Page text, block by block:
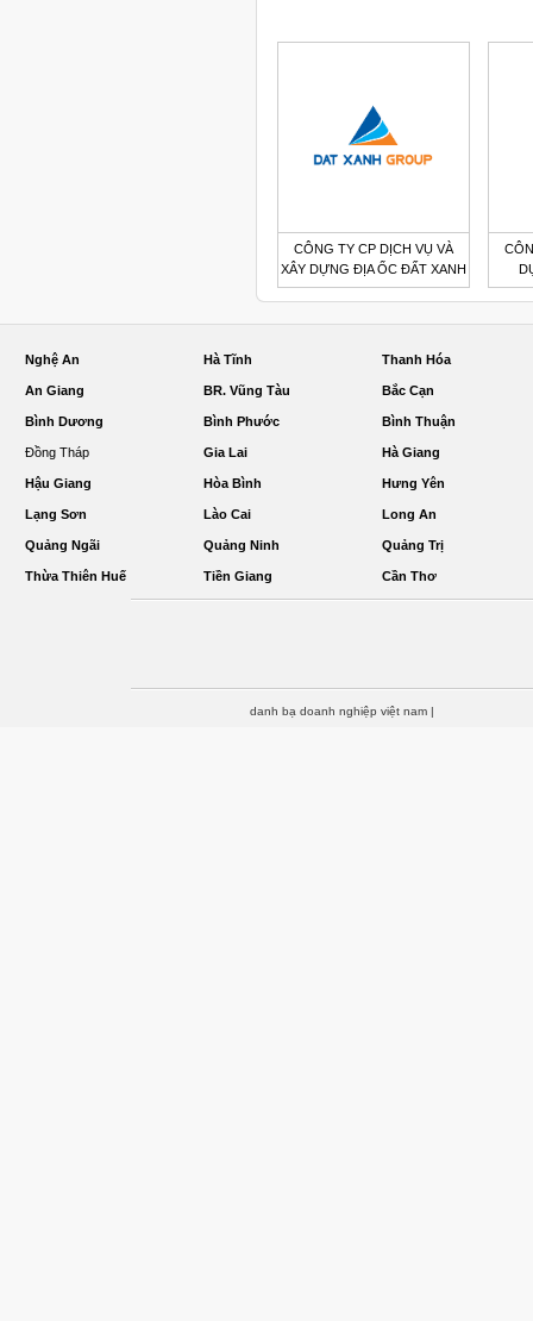
CÔNG TY CP DỊCH VỤ VÀ
XÂY DỰNG ĐỊA ỐC ĐẤT XANH
Nghệ An Hà Tĩnh Thanh Hóa
An Giang BR. Vũng Tàu Bắc Cạn
Bình Dương Bình Phước Bình Thuận
Đồng Tháp Gia Lai Hà Giang
Hậu Giang Hòa Bình Hưng Yên
Lạng Sơn Lào Cai Long An
Quảng Ngãi Quảng Ninh Quảng Trị
Thừa Thiên Huế Tiền Giang Cần Thơ
danh bạ doanh nghiệp việt nam |